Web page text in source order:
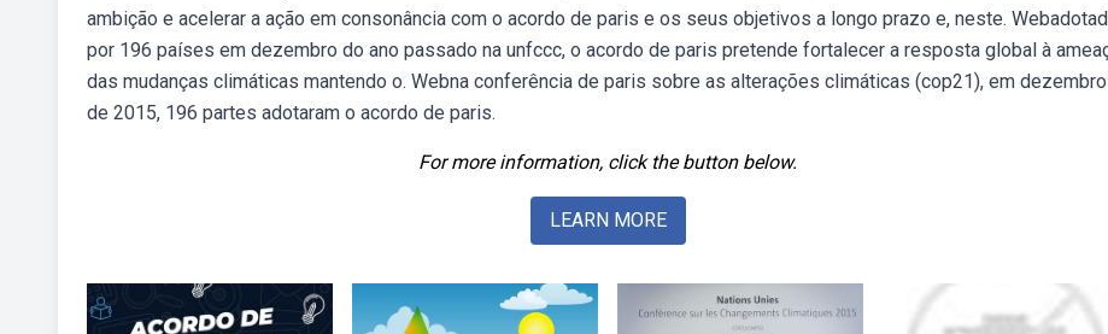
ambição e acelerar a ação em consonância com o acordo de paris e os seus objetivos a longo prazo e, neste.
por 196 países em dezembro do ano passado na unfccc, o acordo de paris pretende fortalecer a resposta global à
das mudanças climáticas mantendo o. Webna conferência de paris sobre as alterações climáticas (cop21), em dezembro
de 2015, 196 partes adotaram o acordo de paris.
For more information, click the button below.
LEARN MORE